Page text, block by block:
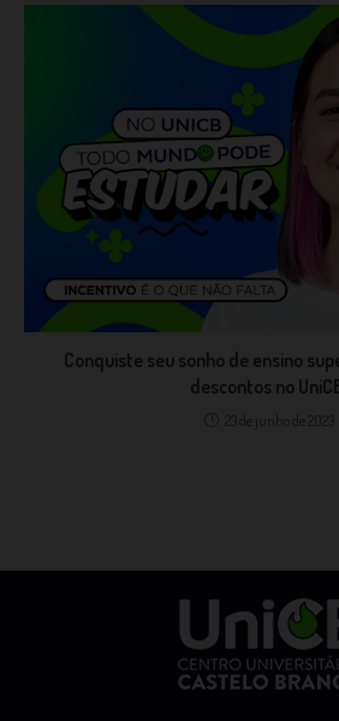
Conquiste seu sonho de ensino
descontos no
23 de junho de 2023